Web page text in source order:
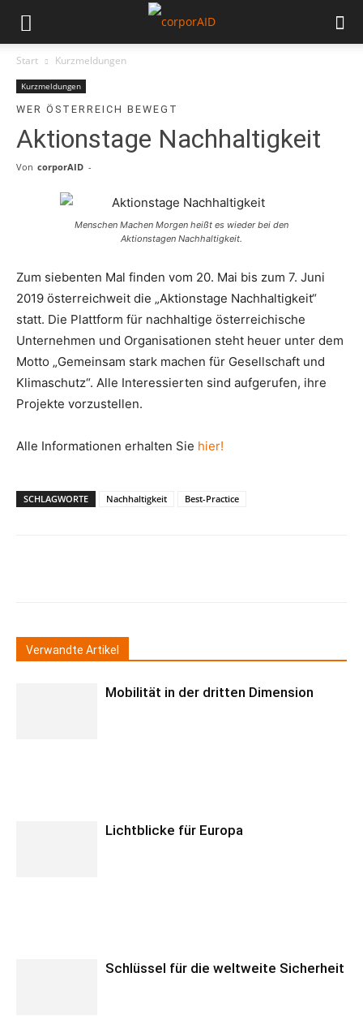
Start Kurzmeldungen
Kurzmeldungen
WER ÖSTERREICH BEWEGT
Aktionstage Nachhaltigkeit
Von corporAID -
Menschen Machen Morgen heißt es wieder bei den
Aktionstagen Nachhaltigkeit.
Zum siebenten Mal finden vom 20. Mai bis zum 7. Juni
2019 österreichweit die „Aktionstage Nachhaltigkeit“
statt. Die Plattform für nachhaltige österreichische
Unternehmen und Organisationen steht heuer unter dem
Motto „Gemeinsam stark machen für Gesellschaft und
Klimaschutz“. Alle Interessierten sind aufgerufen, ihre
Projekte vorzustellen.
Alle Informationen erhalten Sie hier!
SCHLAGWORTE Nachhaltigkeit Best-Practice
Verwandte Artikel
Mobilität in der dritten Dimension
Lichtblicke für Europa
Schlüssel für die weltweite Sicherheit